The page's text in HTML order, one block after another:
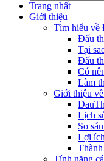
Trang nhất
Giới thiệu
Tìm hiểu về
Đấu
Tại
Đấu
Có
Làm
Giới thiệu
Lịch
So
Lợi
Tính năng